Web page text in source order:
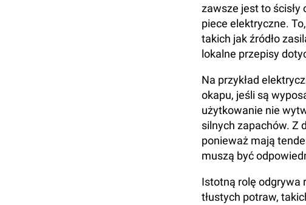
zawsze jest to
piece elektryczne.
takich jak źródło
lokalne przepisy
Na przykład
okapu, jeśli są
użytkowanie nie
silnych zapachów. Z
ponieważ mają
muszą być
Istotną rolę odgrywa
tłustych potraw,